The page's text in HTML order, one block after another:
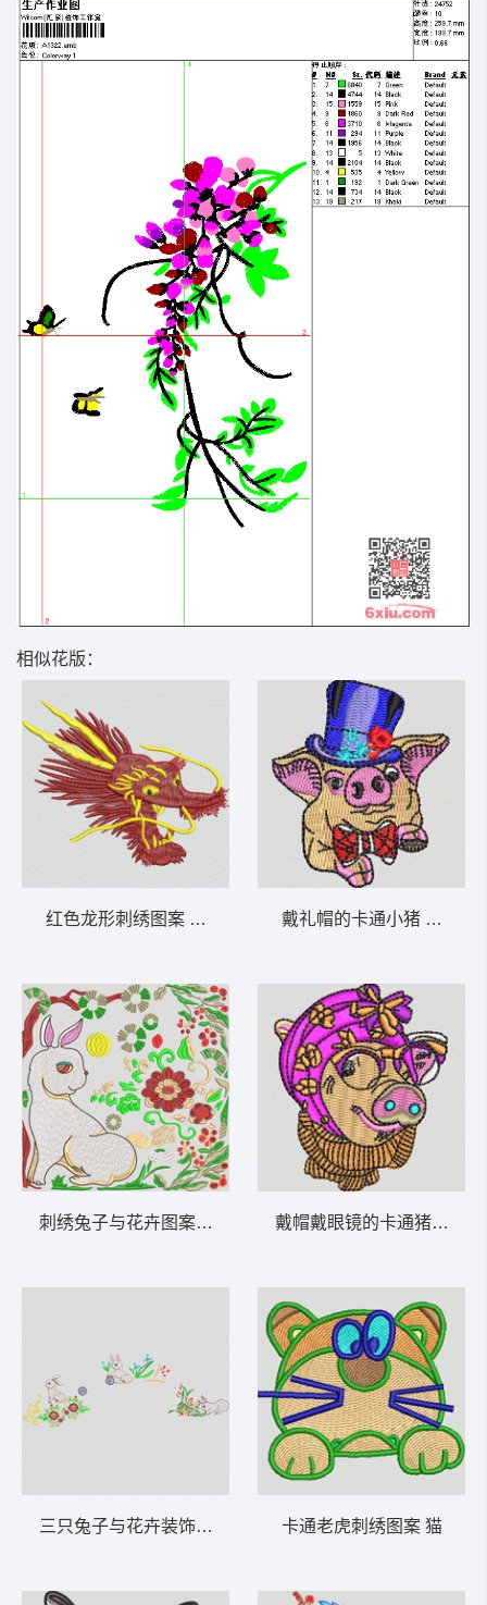
相似花版：
红色龙形刺绣图案 龙头
刺绣兔子与花卉图案 兔子 抱枕
三只兔子与花卉装饰图案 兔子
戴礼帽的卡通小猪 猪头
戴帽戴眼镜的卡通猪 猪头
卡通老虎刺绣图案 猫